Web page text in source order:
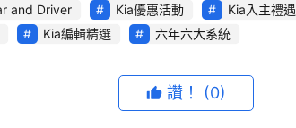
and Driver Kia優惠活動 Kia入主禮遇
Kia編輯精選 六年六大系統
讚！ (0)